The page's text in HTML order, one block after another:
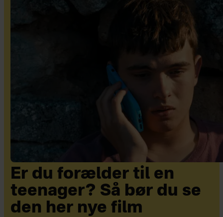
Er du forælder til en
teenager? Så bør du se
den her nye film